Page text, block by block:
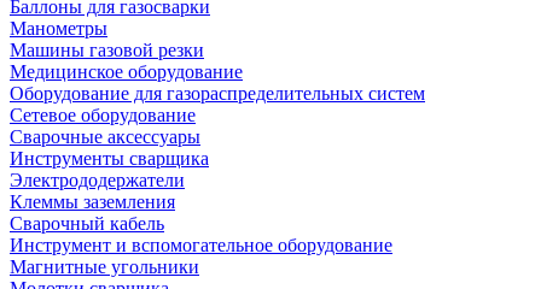
Баллоны для газосварки
Манометры
Машины газовой резки
Медицинское оборудование
Оборудование для газораспределительных систем
Сетевое оборудование
Сварочные аксессуары
Инструменты сварщика
Электрододержатели
Клеммы заземления
Сварочный кабель
Инструмент и вспомогательное оборудование
Магнитные угольники